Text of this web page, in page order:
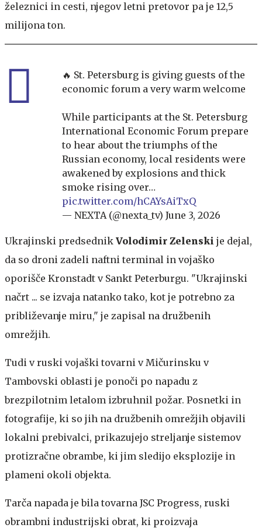
železnici in cesti, njegov letni pretovor pa je 12,5
milijona ton.
🔥 St. Petersburg is giving guests of the
economic forum a very warm welcome
While participants at the St. Petersburg
International Economic Forum prepare
to hear about the triumphs of the
Russian economy, local residents were
awakened by explosions and thick
smoke rising over…
pic.twitter.com/hCAYsAiTxQ
— NEXTA (@nexta_tv) June 3, 2026
Ukrajinski predsednik Volodimir Zelenski je dejal,
da so droni zadeli naftni terminal in vojaško
oporišče Kronstadt v Sankt Peterburgu. "Ukrajinski
načrt ... se izvaja natanko tako, kot je potrebno za
približevanje miru," je zapisal na družbenih
omrežjih.
Tudi v ruski vojaški tovarni v Mičurinsku v
Tambovski oblasti je ponoči po napadu z
brezpilotnim letalom izbruhnil požar. Posnetki in
fotografije, ki so jih na družbenih omrežjih objavili
lokalni prebivalci, prikazujejo streljanje sistemov
protizračne obrambe, ki jim sledijo eksplozije in
plameni okoli objekta.
Tarča napada je bila tovarna JSC Progress, ruski
obrambni industrijski obrat, ki proizvaja